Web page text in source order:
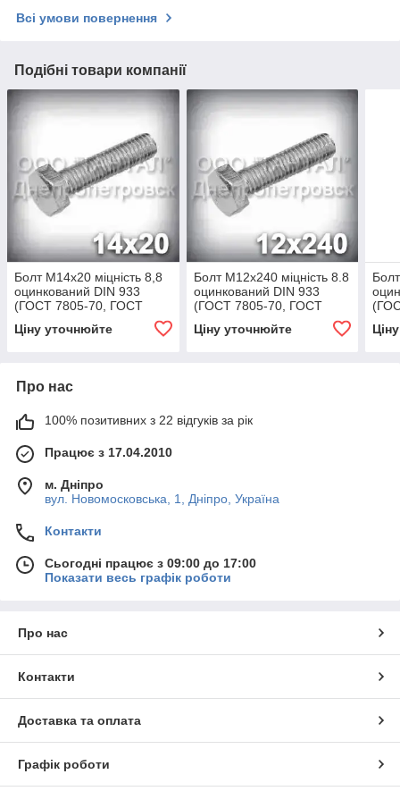
Всі умови повернення
Подібні товари компанії
Болт М14х20 міцність 8,8
оцинкований DIN 933
(ГОСТ 7805-70, ГОСТ
Ціну уточнюйте
Болт М12х240 міцність 8.8
оцинкований DIN 933
(ГОСТ 7805-70, ГОСТ
Ціну уточнюйте
Про нас
100% позитивних з 22 відгуків за рік
Працює з 17.04.2010
м. Дніпро
вул. Новомосковська, 1, Дніпро, Україна
Контакти
Сьогодні працює з 09:00 до 17:00
Показати весь графік роботи
Про нас
Контакти
Доставка та оплата
Графік роботи